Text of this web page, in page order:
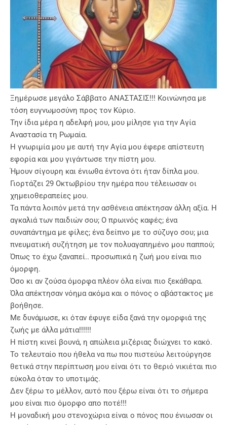
Ξημέρωσε μεγάλο Σάββατο ΑΝΑΣΤΑΣΙΣ!!! Κοινώνησα με
τόση ευγνωμοσύνη προς τον Κύριο.
Την ίδια μέρα η αδελφή μου, μου μίλησε για την Αγία
Αναστασία τη Ρωμαία.
Η γνωριμία μου με αυτή την Αγία μου έφερε απίστευτη
εφορία και μου γιγάντωσε την πίστη μου.
Ήμουν σίγουρη και ένιωθα έντονα ότι ήταν δίπλα μου.
Γιορτάζει 29 Οκτωβρίου την ημέρα που τέλειωσαν οι
χημειοθεραπείες μου.
Τα πάντα λοιπόν μετά την ασθένεια απέκτησαν άλλη αξία. Η
αγκαλιά των παιδιών σου; Ο πρωινός καφές; ένα
συναπάντημα με φίλες; ένα δείπνο με το σύζυγο σου; μια
πνευματική συζήτηση με τον πολυαγαπημένο μου παππού;
Όπως το έχω ξαναπεί.. προσωπικά η ζωή μου είναι πιο
όμορφη.
Όσο κι αν ζούσα όμορφα πλέον όλα είναι πιο ξεκάθαρα.
Όλα απέκτησαν νόημα ακόμα και ο πόνος ο αβάστακτος με
βοήθησε.
Με δυνάμωσε, κι όταν έφυγε είδα ξανά την ομορφιά της
ζωής με άλλα μάτια!!!!!!
Η πίστη κινεί βουνά, η απώλεια μιζέριας διώχνει το κακό.
Το τελευταίο που ήθελα να πω που πιστεύω λειτούργησε
θετικά στην περίπτωση μου είναι ότι το θεριό νικιέται πιο
εύκολα όταν το υποτιμάς.
Δεν ξέρω το μέλλον, αυτό που ξέρω είναι ότι το σήμερα
μου είναι πιο όμορφο απο ποτέ!!!
Η μοναδική μου στενοχώρια είναι ο πόνος που ένιωσαν οι